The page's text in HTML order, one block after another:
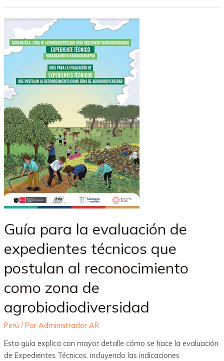
Guía para la evaluación de
expedientes técnicos que
postulan al reconocimiento
como zona de
agrobiodiodiversidad
Perú / Por Administrador AR
Esta guía explica con mayor detalle cómo se hace la evaluación
de Expedientes Técnicos, incluyendo las indicaciones